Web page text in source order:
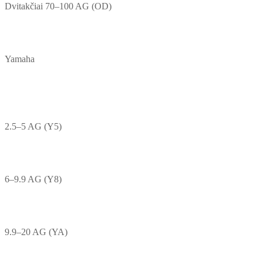
Dvitakčiai 70–100 AG (OD)
Yamaha
2.5–5 AG (Y5)
6–9.9 AG (Y8)
9.9–20 AG (YA)